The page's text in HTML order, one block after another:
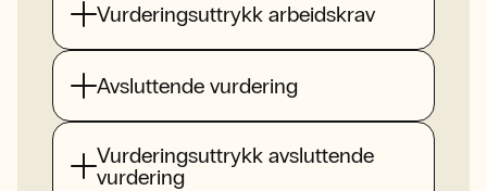
Vurderingsuttrykk arbeidskrav
Avsluttende vurdering
Vurderingsuttrykk avsluttende
vurdering